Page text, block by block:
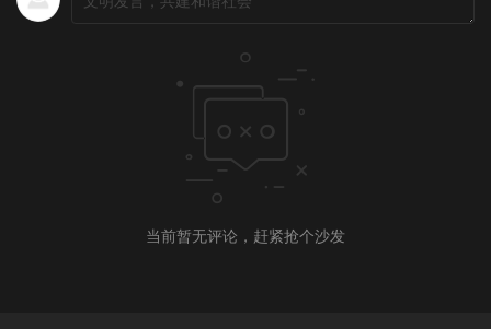
第20220401期
当前暂无评论，赶紧抢个沙发